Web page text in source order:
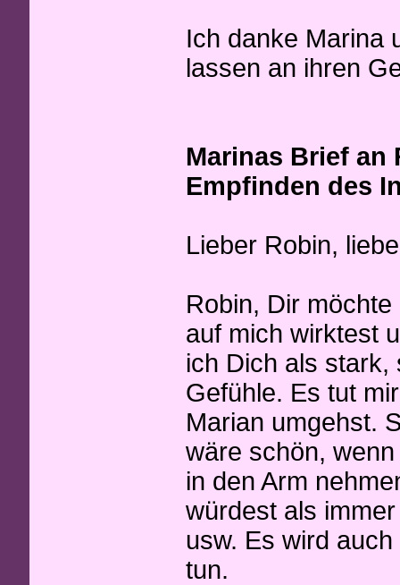
Ich danke Marina
lassen an ihren
Marinas Brief an
Empfinden des
Lieber Robin,
Robin, Dir
auf mich wirktest
ich Dich als stark,
Gefühle. Es tut
Marian umgehst.
wäre schön,
in den Arm
würdest als
usw. Es wird
tun.